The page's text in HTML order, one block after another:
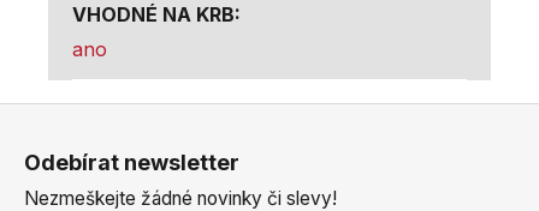
VHODNÉ NA KRB:
ano
Odebírat newsletter
Nezmeškejte žádné novinky či slevy!